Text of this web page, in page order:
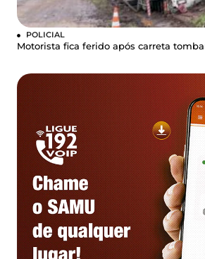
POLICIAL
Motorista fica ferido após carreta